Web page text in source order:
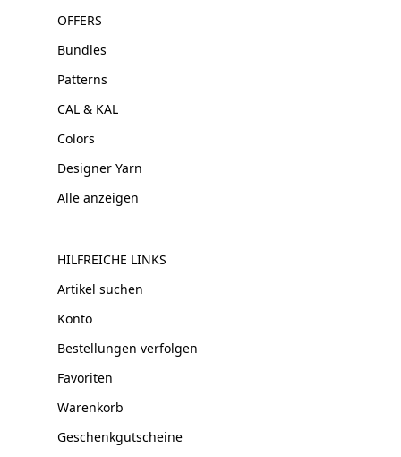
OFFERS
Bundles
Patterns
CAL & KAL
Colors
Designer Yarn
Alle anzeigen
HILFREICHE LINKS
Artikel suchen
Konto
Bestellungen verfolgen
Favoriten
Warenkorb
Geschenkgutscheine